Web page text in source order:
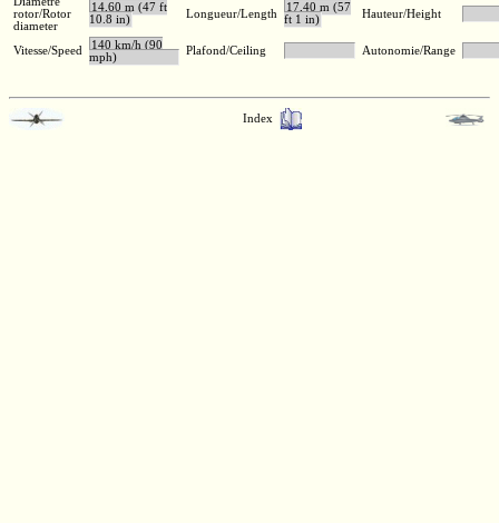
rotor/Rotor
diameter
14,60 m (47 ft
10.8 in)
Longueur/Length
17,40 m (57
ft 1 in)
Hauteur/Height
Vitesse/Speed
140 km/h (90
mph)
Plafond/Ceiling Autonomie/Range
Index